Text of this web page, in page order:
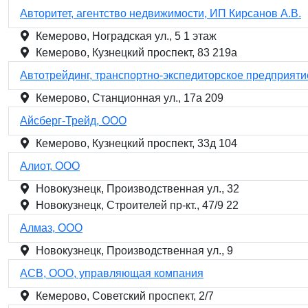
Авторитет, агентство недвижимости, ИП Кирсанов А.В.
Кемерово, Ноградская ул., 5 1 этаж
Кемерово, Кузнецкий проспект, 83 219а
Автотрейдинг, транспортно-экспедиторское
Кемерово, Станционная ул., 17а 209
Айсберг-Трейд, ООО
Кемерово, Кузнецкий проспект, 33д 104
Алиот, ООО
Новокузнецк, Производственная ул., 32
Новокузнецк, Строителей пр-кт., 47/9 22
Алмаз, ООО
Новокузнецк, Производственная ул., 9
АСВ, ООО, управляющая компания
Кемерово, Советский проспект, 2/7